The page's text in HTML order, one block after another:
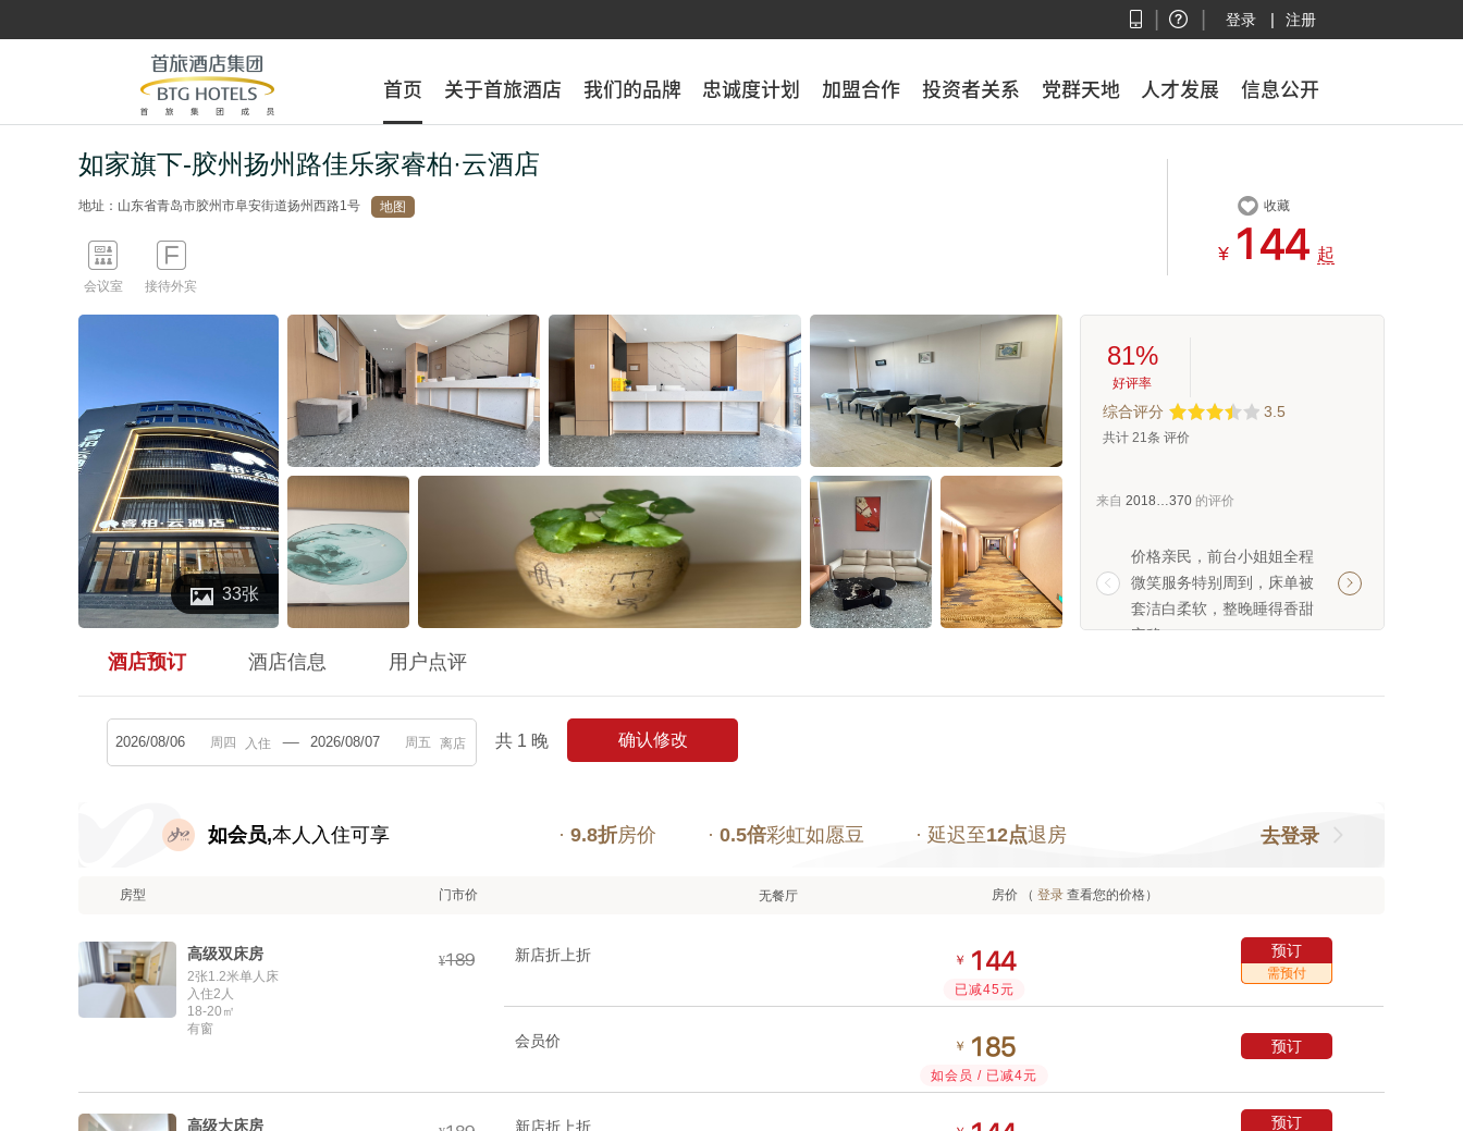
登录 | 注册
首页 关于首旅酒店 我们的品牌 忠诚度计划 加盟合作 投资者关系 党群天地 人才发展 信息公开
首页 关于首旅酒店 我们的品牌 忠诚度计划 加盟合作 投资者关系 党群天地 人才发展 信息公开
如家旗下-胶州扬州路佳乐家睿柏·云酒店
地址：山东省青岛市胶州市阜安街道扬州西路1号 地图

会议室

接待外宾
 收藏
¥   起
 33张
81%
好评率
综合评分 3.5
共计 21条 评价
来自 2018…370 的评价

价格亲民，前台小姐姐全程
微笑服务特别周到，床单被
套洁白柔软，整晚睡得香甜
安稳。
希望价格胶州有的
希望赶紧倒闭，别

酒店预订 酒店信息 用户点评
入住 离店 共 1 晚 确认修改
如会员,本人入住可享 · 9.8折房价 · 0.5倍彩虹如愿豆 · 延迟至12点退房 去登录
房型 门市价 无餐厅 房价 （ 登录 查看您的价格）
高级双床房
2张1.2米单人床
入住2人
18-20㎡
有窗
¥ 新店折上折 ￥  
已减45元
预订
需预付
会员价 ￥  
如会员 / 已减4元
预订
高级大床房 新店折上折 预订